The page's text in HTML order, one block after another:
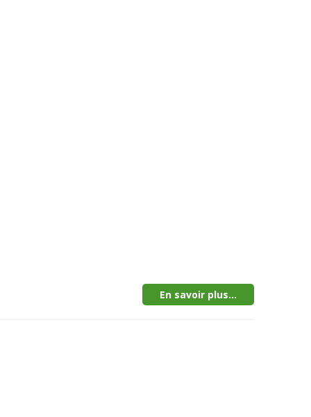
En savoir plus...